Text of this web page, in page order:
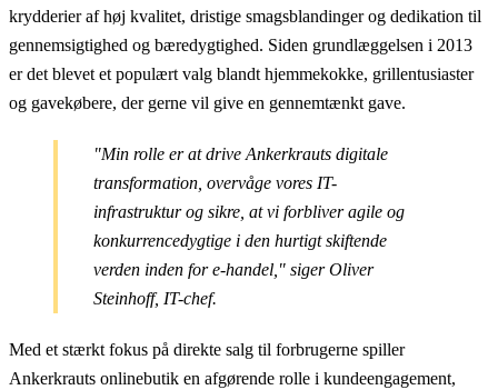
krydderier af høj kvalitet, dristige smagsblandinger og dedikation til
gennemsigtighed og bæredygtighed. Siden grundlæggelsen i 2013
er det blevet et populært valg blandt hjemmekokke, grillentusiaster
og gavekøbere, der gerne vil give en gennemtænkt gave.
"Min rolle er at drive Ankerkrauts digitale
transformation, overvåge vores IT-
infrastruktur og sikre, at vi forbliver agile og
konkurrencedygtige i den hurtigt skiftende
verden inden for e-handel," siger Oliver
Steinhoff, IT-chef.
Med et stærkt fokus på direkte salg til forbrugerne spiller
Ankerkrauts onlinebutik en afgørende rolle i kundeengagement,